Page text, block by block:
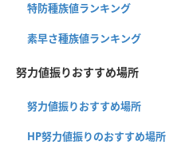
特防種族値ランキング
素早さ種族値ランキング
努力値振りおすすめ場所
努力値振りおすすめ場所
HP努力値振りのおすすめ場所